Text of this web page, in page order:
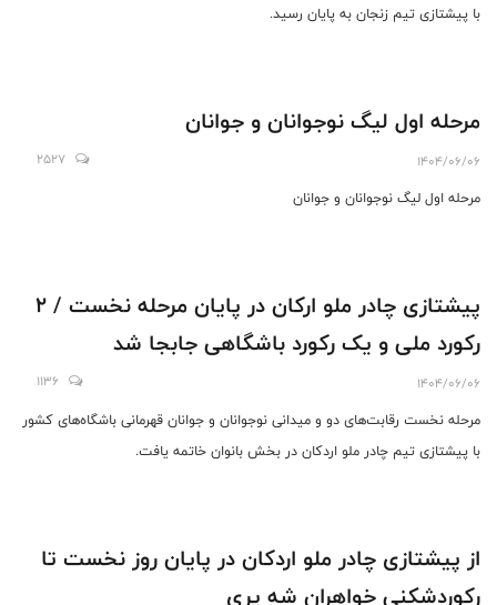
با پیشتازی تیم زنجان به پایان رسید.
مرحله اول لیگ نوجوانان و جوانان
1404/06/06
2527
مرحله اول لیگ نوجوانان و جوانان
پیشتازی چادر ملو ارکان در پایان مرحله نخست / 2
رکورد ملی و یک رکورد باشگاهی جابجا شد
1404/06/06
1136
مرحله نخست رقابت‌های دو و میدانی نوجوانان و جوانان قهرمانی باشگاه‌های کشور
با پیشتازی تیم چادر ملو اردکان در بخش بانوان خاتمه یافت.
از پیشتازی چادر ملو اردکان در پایان روز نخست تا
رکوردشکنی خواهران شه پری